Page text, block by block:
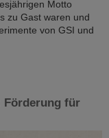
Motto
zu Gast waren und
von GSI und
Förderung für